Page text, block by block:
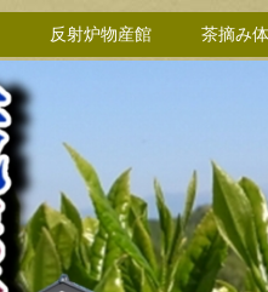
反射炉物産館 茶摘み